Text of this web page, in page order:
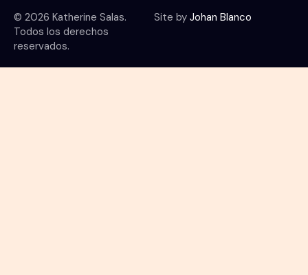
© 2026 Katherine Salas.
Todos los derechos
reservados.
Site by Johan Blanco